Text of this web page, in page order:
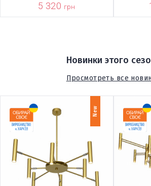
5 320 грн
Новинки этого
Просмотреть все
New